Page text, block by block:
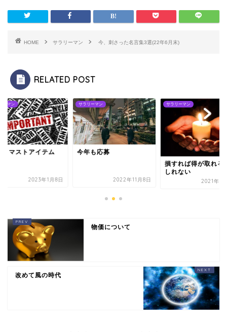
HOME サラリーマン 今、刺さった名言集3選(22年6月末)
RELATED POST
ーマン
マストアイテム
2023年1月8日
サラリーマン
今年も応募
2022年11月8日
サラリーマン
損すれば得が取れる
しれない
2021年6
物価について
改めて風の時代